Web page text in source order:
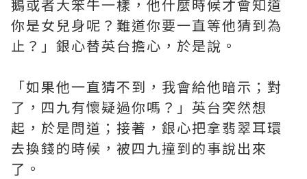
鵝或者大笨牛一樣，他什麼時候才會知道
你是女兒身呢？難道你要一直等他猜到為
止？」銀心替英台擔心，於是說。
「如果他一直猜不到，我會給他暗示；對
了，四九有懷疑過你嗎？」英台突然想
起，於是問道；接著，銀心把拿翡翠耳環
去換錢的時候，被四九撞到的事說出來
了。